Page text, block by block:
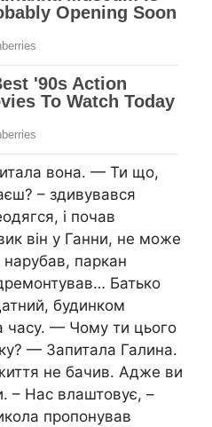
вона. — Ти що,
– здивувався
і почав
він у Ганни, не може
нарубав, паркан
Батько
будинком
часу. — Чому ти цього
— Запитала Галина.
не бачив. Адже ви
– Нас влаштовує, –
пропонував